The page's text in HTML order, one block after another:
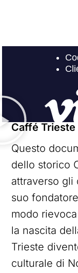
Caffé Trieste
Questo
dello storico
attraverso gli
suo
modo
la nascita
Trieste
culturale di